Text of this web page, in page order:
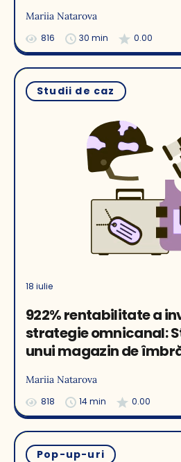
Mariia Natarova
816 30 min 0.00
Studii de caz
18 iulie
922% rentabilitate a
strategie omnicanal:
unui magazin de
Mariia Natarova
818 14 min 0.00
Pop-up-uri